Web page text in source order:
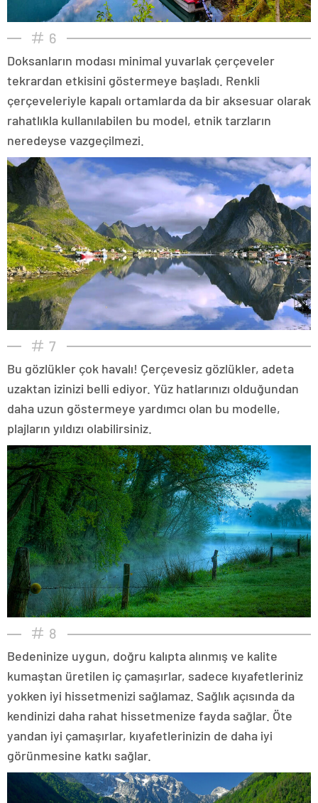
6
Doksanların modası minimal yuvarlak çerçeveler
tekrardan etkisini göstermeye başladı. Renkli
çerçeveleriyle kapalı ortamlarda da bir aksesuar olarak
rahatlıkla kullanılabilen bu model, etnik tarzların
neredeyse vazgeçilmezi.
7
Bu gözlükler çok havalı! Çerçevesiz gözlükler, adeta
uzaktan izinizi belli ediyor. Yüz hatlarınızı olduğundan
daha uzun göstermeye yardımcı olan bu modelle,
plajların yıldızı olabilirsiniz.
8
Bedeninize uygun, doğru kalıpta alınmış ve kalite
kumaştan üretilen iç çamaşırlar, sadece kıyafetleriniz
yokken iyi hissetmenizi sağlamaz. Sağlık açısında da
kendinizi daha rahat hissetmenize fayda sağlar. Öte
yandan iyi çamaşırlar, kıyafetlerinizin de daha iyi
görünmesine katkı sağlar.